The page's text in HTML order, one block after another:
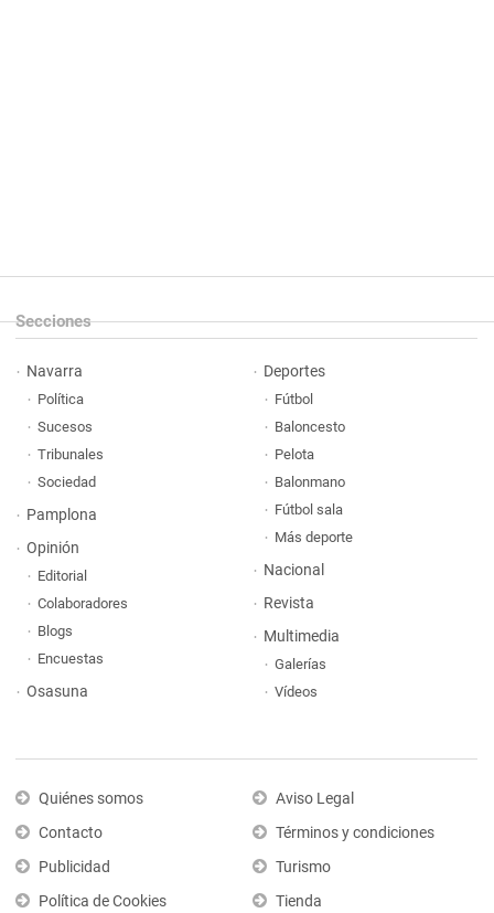
Secciones
Navarra
Política
Sucesos
Tribunales
Sociedad
Pamplona
Opinión
Editorial
Colaboradores
Blogs
Encuestas
Osasuna
Deportes
Fútbol
Baloncesto
Pelota
Balonmano
Fútbol sala
Más deporte
Nacional
Revista
Multimedia
Galerías
Vídeos
Quiénes somos
Contacto
Publicidad
Política de Cookies
Aviso Legal
Términos y condiciones
Turismo
Tienda